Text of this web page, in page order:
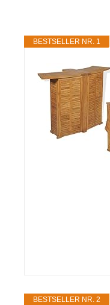
BESTSELLER NR. 1
BESTSELLER NR. 2